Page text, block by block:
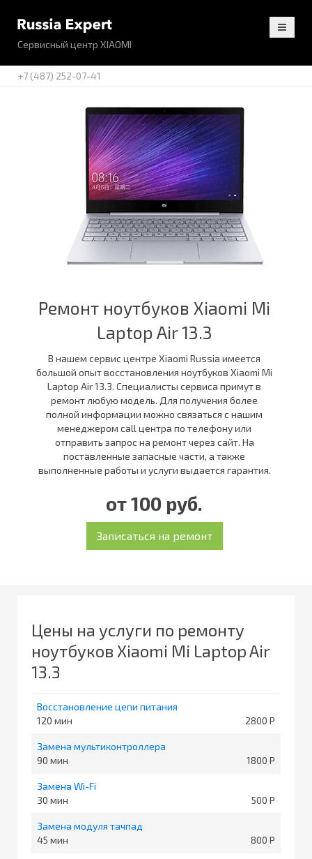
Сервисный центр XIAOMI
+7 (487) 252-07-41
Ремонт ноутбуков Xiaomi Mi
Laptop Air 13.3
В нашем сервис центре Xiaomi Russia имеется
большой опыт восстановления ноутбуков Xiaomi Mi
Laptop Air 13.3. Специалисты сервиса примут в
ремонт любую модель. Для получения более
полной информации можно связаться с нашим
менеджером call центра по телефону или
отправить запрос на ремонт через сайт. На
поставленные запасные части, а также
выполненные работы и услуги выдается гарантия.
от 100 руб.
Цены на услуги по ремонту
ноутбуков Xiaomi Mi Laptop Air
13.3
Восстановление цепи питания
120
2800
Замена мультиконтроллера
90
1800
Замена Wi-Fi
30
500
Замена модуля тачпад
45
800